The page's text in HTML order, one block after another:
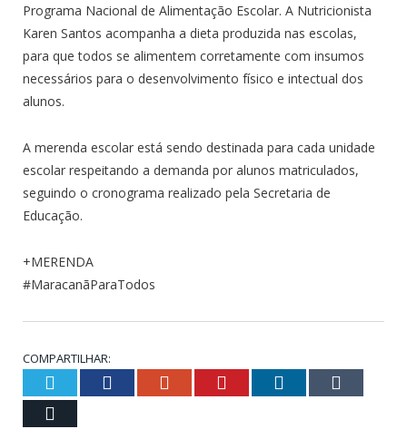
Programa Nacional de Alimentação Escolar. A Nutricionista
Karen Santos acompanha a dieta produzida nas escolas,
para que todos se alimentem corretamente com insumos
necessários para o desenvolvimento físico e intectual dos
alunos.
A merenda escolar está sendo destinada para cada unidade
escolar respeitando a demanda por alunos matriculados,
seguindo o cronograma realizado pela Secretaria de
Educação.
+MERENDA
#MaracanãParaTodos
COMPARTILHAR:
Twitter Facebook Google+ Pinterest LinkedIn